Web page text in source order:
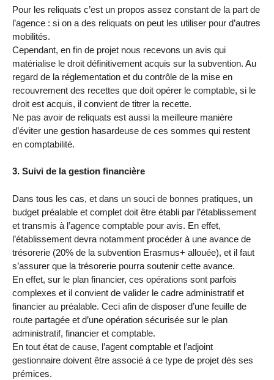
Pour les reliquats c’est un propos assez constant de la part de
l’agence : si on a des reliquats on peut les utiliser pour d’autres
mobilités.
Cependant, en fin de projet nous recevons un avis qui
matérialise le droit définitivement acquis sur la subvention. Au
regard de la réglementation et du contrôle de la mise en
recouvrement des recettes que doit opérer le comptable, si le
droit est acquis, il convient de titrer la recette.
Ne pas avoir de reliquats est aussi la meilleure manière
d’éviter une gestion hasardeuse de ces sommes qui restent
en comptabilité.
3. Suivi de la gestion financière
Dans tous les cas, et dans un souci de bonnes pratiques, un
budget préalable et complet doit être établi par l’établissement
et transmis à l’agence comptable pour avis. En effet,
l’établissement devra notamment procéder à une avance de
trésorerie (20% de la subvention Erasmus+ allouée), et il faut
s’assurer que la trésorerie pourra soutenir cette avance.
En effet, sur le plan financier, ces opérations sont parfois
complexes et il convient de valider le cadre administratif et
financier au préalable. Ceci afin de disposer d’une feuille de
route partagée et d’une opération sécurisée sur le plan
administratif, financier et comptable.
En tout état de cause, l’agent comptable et l’adjoint
gestionnaire doivent être associé à ce type de projet dès ses
prémices.